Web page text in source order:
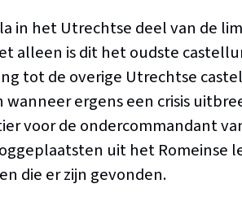
in het Utrechtse deel van de
alleen is dit het oudste
tot de overige Utrechtse
ergens een crisis
voor de ondercommandant
uit het Romeinse
die er zijn gevonden.